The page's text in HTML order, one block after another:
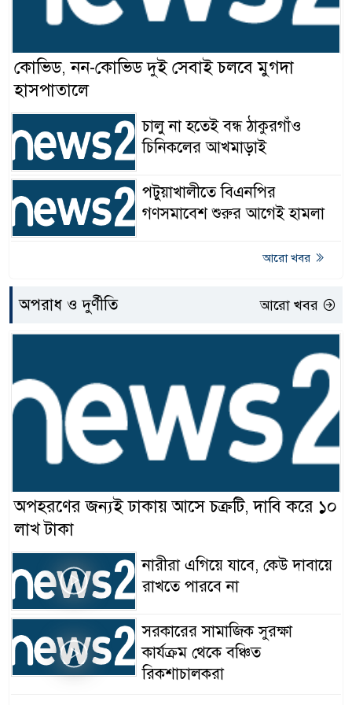
কোভিড, নন-কোভিড দুই সেবাই চলবে মুগদা
হাসপাতালে
চালু না হতেই বন্ধ ঠাকুরগাঁও
চিনিকলের আখমাড়াই
পটুয়াখালীতে বিএনপির
গণসমাবেশ শুরুর আগেই হামলা
আরো খবর
অপরাধ ও দুর্ণীতি আরো খবর
অপহরণের জন্যই ঢাকায় আসে চক্রটি, দাবি করে ১০
লাখ টাকা
নারীরা এগিয়ে যাবে, কেউ দাবায়ে
রাখতে পারবে না
সরকারের সামাজিক সুরক্ষা
কার্যক্রম থেকে বঞ্চিত
রিকশাচালকরা